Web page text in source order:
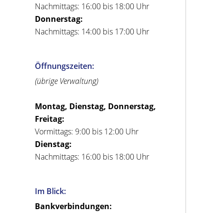
Nachmittags: 16:00 bis 18:00 Uhr
Donnerstag:
Nachmittags: 14:00 bis 17:00 Uhr
Öffnungszeiten:
(übrige Verwaltung)
Montag, Dienstag, Donnerstag,
Freitag:
Vormittags: 9:00 bis 12:00 Uhr
Dienstag:
Nachmittags: 16:00 bis 18:00 Uhr
Im Blick:
Bankverbindungen: